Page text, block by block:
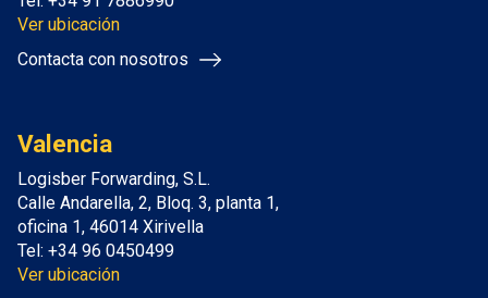
Ver ubicación
Contacta con nosotros
Valencia
Logisber Forwarding, S.L.
Calle Andarella, 2, Bloq. 3, planta 1,
oficina 1, 46014 Xirivella
Tel: +34 96 0450499
Ver ubicación